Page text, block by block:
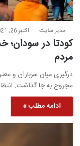
مدیر سایت اکتبر 26, 2021
کودتا در سودان؛
مردم
مجروح به جا گذاشت.
ادامه مطلب »